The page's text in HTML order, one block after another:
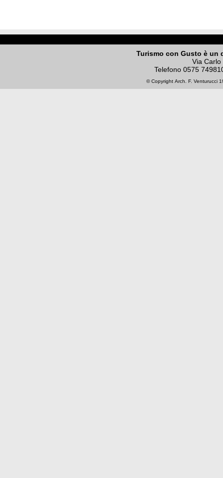
Turismo con Gusto è un
Via
Telefono 0575
© Copyright Arch. F. Venturucci